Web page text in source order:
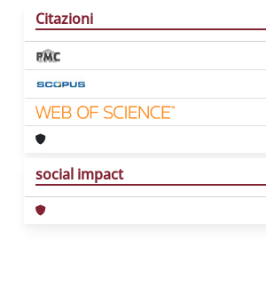
Citazioni
social impact